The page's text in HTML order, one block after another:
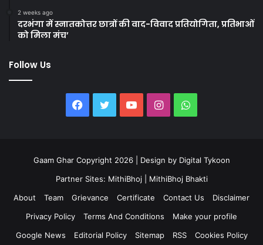
2 weeks ago
दरभंगा में स्नातकोत्तर छात्रों की वाद-विवाद प्रतियोगिता, प्रतिभाओं
को मिला मंच’
Follow Us
Facebook
TwitterYouTubeInstagramWhatsApp
Gaam Ghar Copyright 2026 | Design by Digital Tykoon
Partner Sites: MithiBhoj
MithiBhoj Bhakti
About
Team Grievance Certificate Contact Us
Disclaimer
Privacy Policy
Terms And Conditions
Make your profile
Google News
Editorial Policy Sitemap RSS Cookies Policy